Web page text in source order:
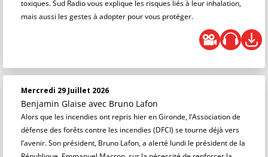
toxiques. Sud Radio vous explique les risques liés à leur inhalation,
mais aussi les gestes à adopter pour vous protéger.
Mercredi 29 Juillet 2026
Benjamin Glaise avec Bruno Lafon
Alors que les incendies ont repris hier en Gironde, l’Association de
défense des forêts contre les incendies (DFCI) se tourne déjà vers
l’avenir. Son président, Bruno Lafon, a alerté lundi le président de la